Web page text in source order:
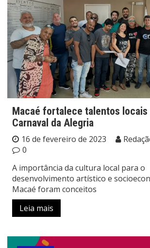
Macaé fortalece talentos locais
Carnaval da Alegria
16 de fevereiro de 2023
0
A importância da cultura local para o
desenvolvimento artístico e
Macaé foram conceitos
Leia mais